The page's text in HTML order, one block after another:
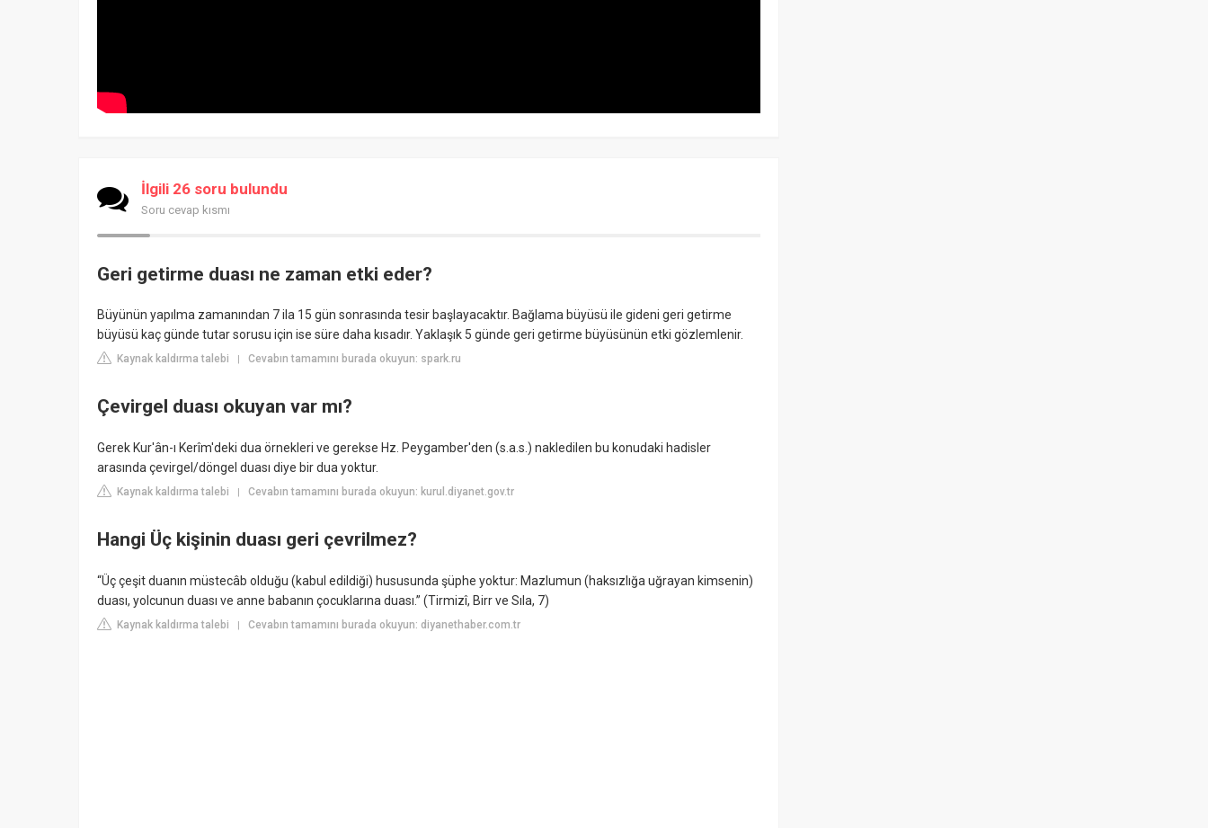
İlgili 26 soru bulundu
Soru cevap kısmı
Geri getirme duası ne zaman etki eder?
Büyünün yapılma zamanından 7 ila 15 gün sonrasında tesir başlayacaktır. Bağlama büyüsü ile gideni geri getirme
büyüsü kaç günde tutar sorusu için ise süre daha kısadır. Yaklaşık 5 günde geri getirme büyüsünün etki gözlemlenir.
Kaynak kaldırma talebi | Cevabın tamamını burada okuyun: spark.ru
Çevirgel duası okuyan var mı?
Gerek Kur'ân-ı Kerîm'deki dua örnekleri ve gerekse Hz. Peygamber'den (s.a.s.) nakledilen bu konudaki hadisler
arasında çevirgel/döngel duası diye bir dua yoktur.
Kaynak kaldırma talebi | Cevabın tamamını burada okuyun: kurul.diyanet.gov.tr
Hangi Üç kişinin duası geri çevrilmez?
“Üç çeşit duanın müstecâb olduğu (kabul edildiği) hususunda şüphe yoktur: Mazlumun (haksızlığa uğrayan kimsenin)
duası, yolcunun duası ve anne babanın çocuklarına duası.” (Tirmizî, Birr ve Sıla, 7)
Kaynak kaldırma talebi | Cevabın tamamını burada okuyun: diyanethaber.com.tr